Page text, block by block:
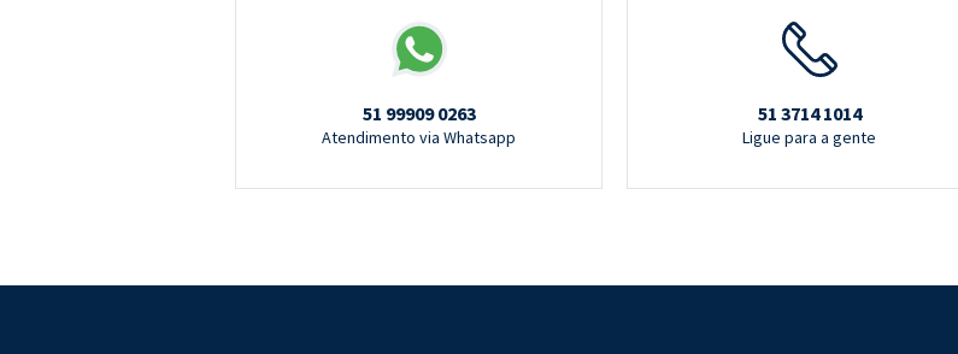
51 99909 0263
Atendimento via Whatsapp
51 3714 1014
Ligue para a gente